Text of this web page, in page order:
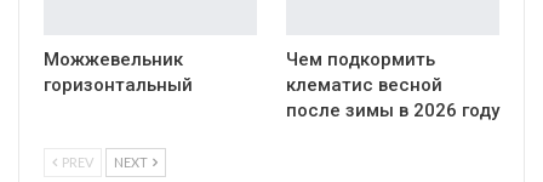
Можжевельник
горизонтальный
Чем подкормить
клематис весной
после зимы в 2026 году
PREV NEXT